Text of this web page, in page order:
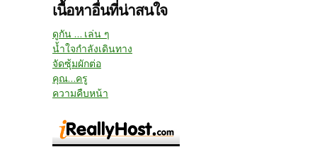
เนื้อหาอื่นที่น่าสนใจ
ดูกัน ... เล่น ๆ
น้ำใจกำลังเดินทาง
จัดซุ้มผักต่อ
คุณ...ครู
ความคืบหน้า